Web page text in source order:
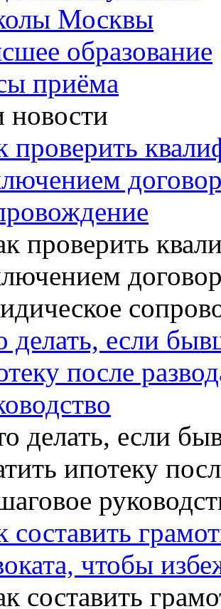
Москвы
образование
приёма
проверить
делать, если
после
составить
чтобы